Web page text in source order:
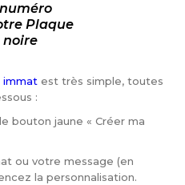
Plaque
immat est très simple, toutes
:
bouton jaune « Créer ma
ou votre message (en
la personnalisation.